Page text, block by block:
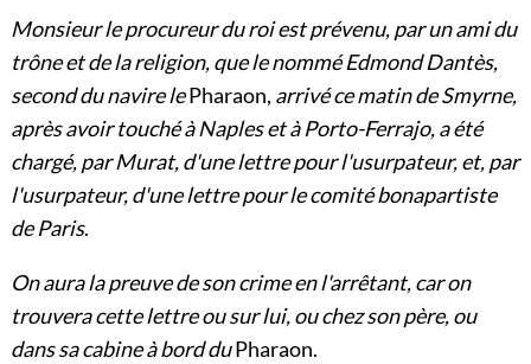
Monsieur le procureur du roi est prévenu, par un ami du
trône et de la religion, que le nommé Edmond Dantès,
second du navire lePharaon, arrivé ce matin de Smyrne,
après avoir touché à Naples et à Porto-Ferrajo, a été
chargé, par Murat, d'une lettre pour l'usurpateur, et, par
l'usurpateur, d'une lettre pour le comité bonapartiste
de Paris.
On aura la preuve de son crime en l'arrêtant, car on
trouvera cette lettre ou sur lui, ou chez son père, ou
dans sa cabine à bord duPharaon.